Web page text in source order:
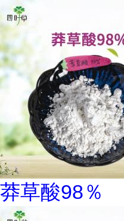
莽草酸98％